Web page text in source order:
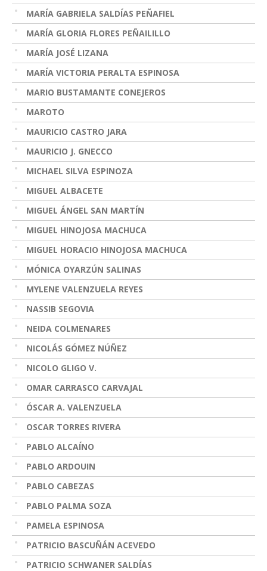
MARÍA GABRIELA SALDÍAS PEÑAFIEL
MARÍA GLORIA FLORES PEÑAILILLO
MARÍA JOSÉ LIZANA
MARÍA VICTORIA PERALTA ESPINOSA
MARIO BUSTAMANTE CONEJEROS
MAROTO
MAURICIO CASTRO JARA
MAURICIO J. GNECCO
MICHAEL SILVA ESPINOZA
MIGUEL ALBACETE
MIGUEL ÁNGEL SAN MARTÍN
MIGUEL HINOJOSA MACHUCA
MIGUEL HORACIO HINOJOSA MACHUCA
MÓNICA OYARZÚN SALINAS
MYLENE VALENZUELA REYES
NASSIB SEGOVIA
NEIDA COLMENARES
NICOLÁS GÓMEZ NÚÑEZ
NICOLO GLIGO V.
OMAR CARRASCO CARVAJAL
ÓSCAR A. VALENZUELA
OSCAR TORRES RIVERA
PABLO ALCAÍNO
PABLO ARDOUIN
PABLO CABEZAS
PABLO PALMA SOZA
PAMELA ESPINOSA
PATRICIO BASCUÑÁN ACEVEDO
PATRICIO SCHWANER SALDÍAS